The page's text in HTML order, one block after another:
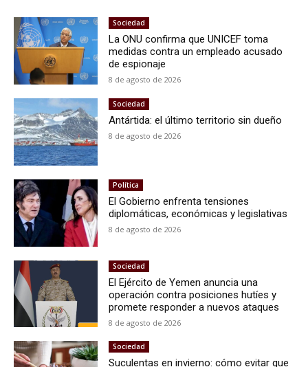
Sociedad
La ONU confirma que UNICEF toma
medidas contra un empleado acusado
de espionaje
8 de agosto de 2026
Sociedad
Antártida: el último territorio sin dueño
8 de agosto de 2026
Política
El Gobierno enfrenta tensiones
diplomáticas, económicas y legislativas
8 de agosto de 2026
Sociedad
El Ejército de Yemen anuncia una
operación contra posiciones hutíes y
promete responder a nuevos ataques
8 de agosto de 2026
Sociedad
Suculentas en invierno: cómo evitar que